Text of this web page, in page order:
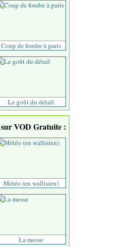
Coup de foudre à paris
Le goût du détail
VOD Gratuite :
Météo (en wallisien)
La messe